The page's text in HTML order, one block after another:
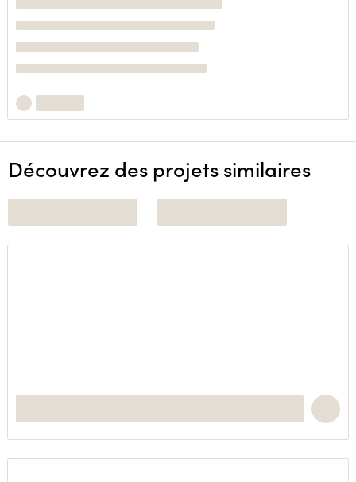
Découvrez des projets similaires